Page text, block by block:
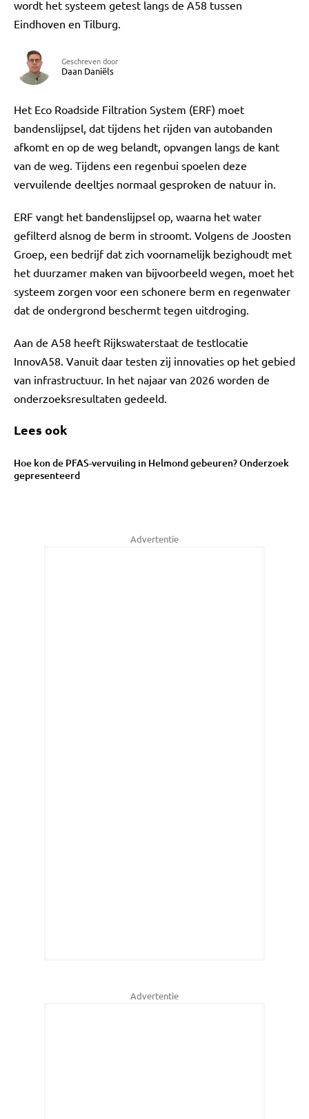
wordt het systeem getest langs de A58 tussen
Eindhoven en Tilburg.
Geschreven door
Daan Daniëls
Het Eco Roadside Filtration System (ERF) moet
bandenslijpsel, dat tijdens het rijden van autobanden
afkomt en op de weg belandt, opvangen langs de kant
van de weg. Tijdens een regenbui spoelen deze
vervuilende deeltjes normaal gesproken de natuur in.
ERF vangt het bandenslijpsel op, waarna het water
gefilterd alsnog de berm in stroomt. Volgens de Joosten
Groep, een bedrijf dat zich voornamelijk bezighoudt met
het duurzamer maken van bijvoorbeeld wegen, moet het
systeem zorgen voor een schonere berm en regenwater
dat de ondergrond beschermt tegen uitdroging.
Aan de A58 heeft Rijkswaterstaat de testlocatie
InnovA58. Vanuit daar testen zij innovaties op het gebied
van infrastructuur. In het najaar van 2026 worden de
onderzoeksresultaten gedeeld.
Lees ook
Hoe kon de PFAS-vervuiling in Helmond gebeuren? Onderzoek
gepresenteerd
Advertentie
Advertentie